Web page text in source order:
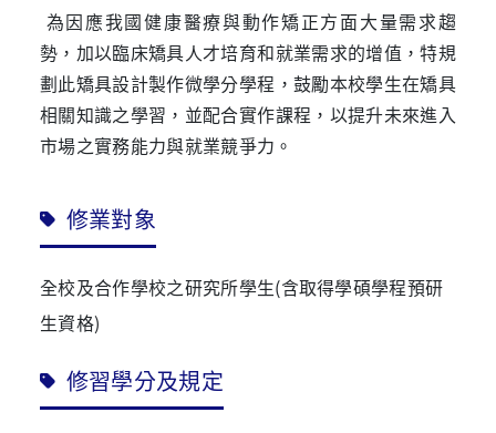
為因應我國健康醫療與動作矯正方面大量需求趨
勢，加以臨床矯具人才培育和就業需求的增值，特規
劃此矯具設計製作微學分學程，鼓勵本校學生在矯具
相關知識之學習，並配合實作課程，以提升未來進入
市場之實務能力與就業競爭力。
修業對象
全校及合作學校之研究所學生(含取得學碩學程預研
生資格)
修習學分及規定